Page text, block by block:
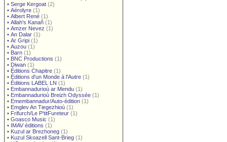
• Serge Kergoat (2)
• Aérolyre (1)
• Albert René (1)
• Allah's Kanañ (1)
• Amzer Nevez (1)
• An Dalar (1)
• Ar Gripi (1)
• Auzou (1)
• Barn (1)
• BNC Productions (1)
• Diwan (1)
• Éditions Chapitre (1)
• Éditions d'un Monde à l'Autre (1)
• Éditions LABEL LN (1)
• Embannadurioù ar Mendu (1)
• Embannadurioù Breizh Odyssée (1)
• Emembannadur/Auto-édition (1)
• Emglev An Tiegezhioù (1)
• Frifurch/Le P'titFureteur (1)
• Goasco Music (1)
• IMAV éditions (1)
• Kuzul ar Brezhoneg (1)
• Kuzul Skoazell Sant-Brieg (1)